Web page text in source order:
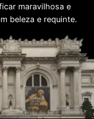
maravilhosa e
beleza e requinte.